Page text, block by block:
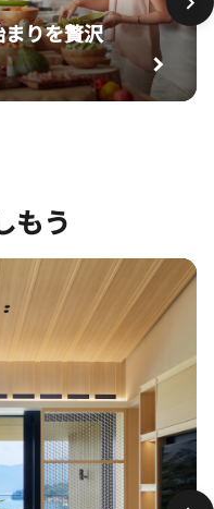
りを贅沢
もう​